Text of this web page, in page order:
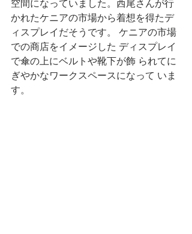
空間になっていました。西尾さんが行
かれたケニアの市場から着想を得たデ
ィスプレイだそうです。 ケニアの市場
での商店をイメージした ディスプレイ
で傘の上にベルトや靴下が飾 られてに
ぎやかなワークスペースになって いま
す。